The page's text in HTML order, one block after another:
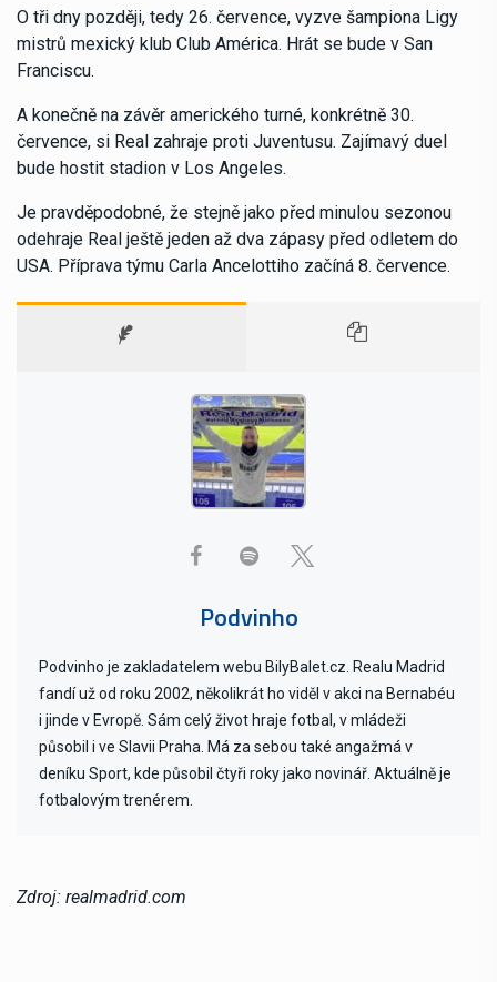
O tři dny později, tedy 26. července, vyzve šampiona Ligy
mistrů mexický klub Club América. Hrát se bude v San
Franciscu.
A konečně na závěr amerického turné, konkrétně 30.
července, si Real zahraje proti Juventusu. Zajímavý duel
bude hostit stadion v Los Angeles.
Je pravděpodobné, že stejně jako před minulou sezonou
odehraje Real ještě jeden až dva zápasy před odletem do
USA. Příprava týmu Carla Ancelottiho začíná 8. července.
Podvinho
Podvinho je zakladatelem webu BilyBalet.cz. Realu Madrid
fandí už od roku 2002, několikrát ho viděl v akci na Bernabéu
i jinde v Evropě. Sám celý život hraje fotbal, v mládeži
působil i ve Slavii Praha. Má za sebou také angažmá v
deníku Sport, kde působil čtyři roky jako novinář. Aktuálně je
fotbalovým trenérem.
Zdroj: realmadrid.com